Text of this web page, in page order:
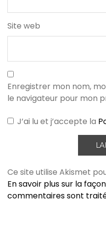
Site web
Enregistrer mon nom,
le navigateur pour mon
J’ai lu et j’accepte la
Ce site utilise Akismet
En savoir plus sur la
commentaires sont